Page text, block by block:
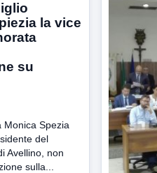
la vice
su
Monica Spezia
del
Avellino, non
sulla...